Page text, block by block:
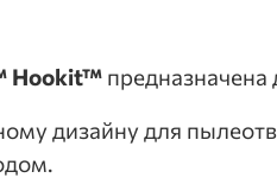
Hookit™ предназначена
дизайну для